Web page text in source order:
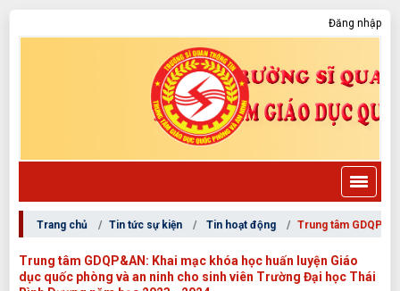
Đăng nhập
Trang chủ Tin tức sự kiện Tin hoạt động Trung tâm
Trung tâm GDQP&AN: Khai mạc khóa học huấn luyện Giáo
dục quốc phòng và an ninh cho sinh viên Trường Đại học Thái